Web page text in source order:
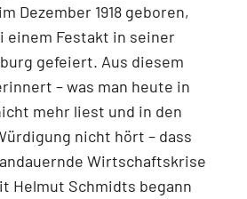
Dezember 1918 geboren,
einem Festakt in seiner
gefeiert. Aus diesem
– was man heute in
mehr liest und in den
nicht hört – dass
Wirtschaftskrise
Helmut Schmidts begann